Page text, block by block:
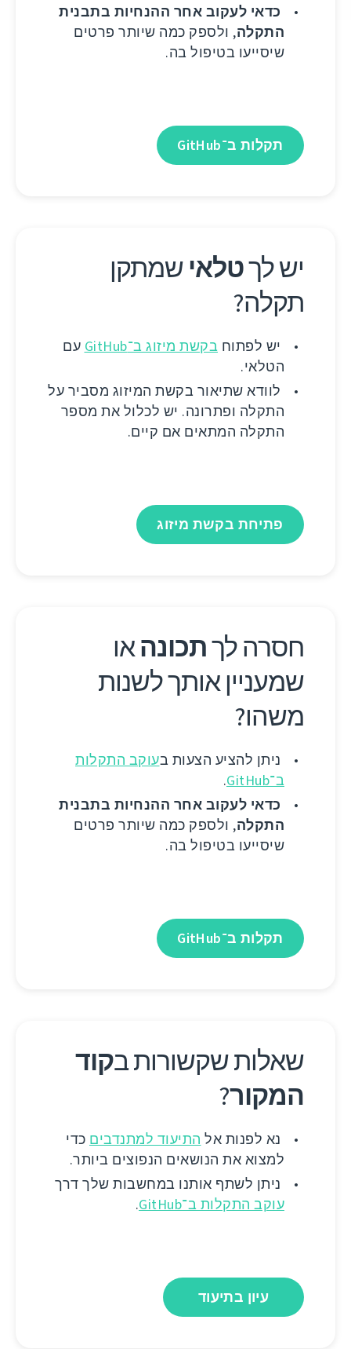
כדאי לעקוב אחר ההנחיות בתבנית
התקלה, ולספק כמה שיותר פרטים
שיסייעו בטיפול בה.
תקלות ב־GitHub
יש לךטלאישמתקן
תקלה?
יש לפתוח בקשת מיזוג ב־GitHub
עם
הטלאי.
לוודא שתיאור בקשת המיזוג מסביר על
התקלה ופתרונה. יש לכלול את מספר
התקלה המתאים אם קיים.
פתיחת בקשת מיזוג
חסרה לךתכונהאו
שמעניין אותך לשנות
משהו?
ניתן להציע הצעות בעוקב התקלות
ב־GitHub
.
כדאי לעקוב אחר ההנחיות בתבנית
התקלה, ולספק כמה שיותר פרטים
שיסייעו בטיפול בה.
תקלות ב־GitHub
שאלות שקשורות בקוד
המקור?
נא לפנות אל התיעוד למתנדבים כדי
למצוא את הנושאים הנפוצים ביותר.
ניתן לשתף אותנו במחשבות שלך דרך
עוקב התקלות ב־GitHub
.
עיון בתיעוד